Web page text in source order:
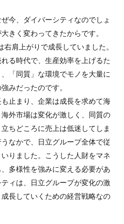
今、ダイバーシティなのでしょ
きく変わってきたからです。
肩上がりで成長していました。
る時代で、生産効率を上げるた
「同質」な環境でモノを大量に
みだったのです。
止まり、企業は成長を求めて海
外市場は変化が激しく、同質の
ちどころに売上は低迷してしま
なかで、日立グループ全体で従
りました。こうした人財をマネ
多様性を強みに変える必要があ
ィは、日立グループが変化の激
長していくための経営戦略なの